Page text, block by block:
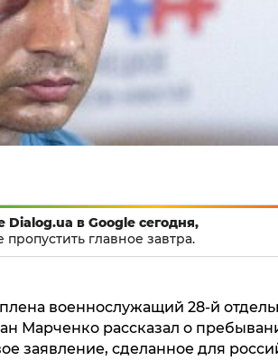
Dialog.ua в Google сегодня,
пропустить главное завтра.
военнослужащий 28-й
Марченко рассказал о
заявление, сделанное для